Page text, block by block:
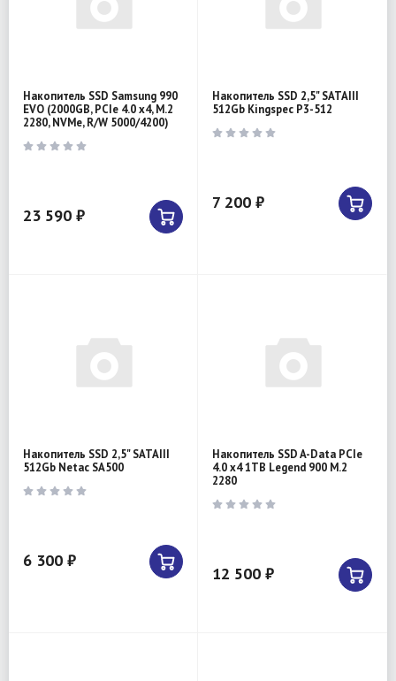
Накопитель SSD Samsung 990
EVO (2000GB, PCIe 4.0 x4, M.2
2280, NVMe, R/W 5000/4200)
23 590 ₽
Накопитель SSD 2,5" SATAIII
512Gb Kingspec P3-512
7 200 ₽
Накопитель SSD 2,5" SATAIII
512Gb Netac SA500
6 300 ₽
Накопитель SSD A-Data PCIe
4.0 x4 1TB Legend 900 M.2
2280
12 500 ₽